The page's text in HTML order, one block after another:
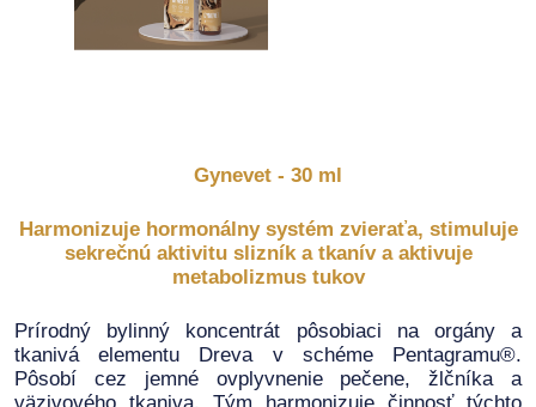
Gynevet - 30 ml
Harmonizuje hormonálny systém zvieraťa, stimuluje
sekrečnú aktivitu slizník a tkanív a aktivuje
metabolizmus tukov
Prírodný bylinný koncentrát pôsobiaci na orgány a
tkanivá elementu Dreva v schéme Pentagramu®.
Pôsobí cez jemné ovplyvnenie pečene, žlčníka a